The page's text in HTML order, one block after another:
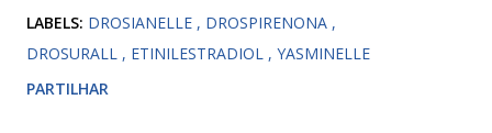
LABELS: DROSIANELLE
DROSPIRENONA
DROSURALL
ETINILESTRADIOL
YASMINELLE
PARTILHAR